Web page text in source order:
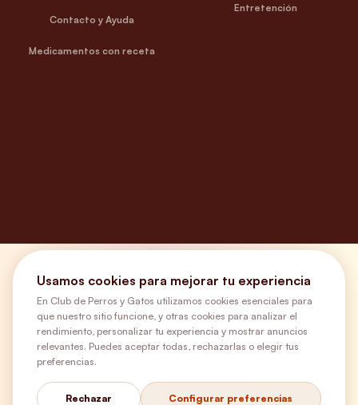
Contacto y Ayuda
Medicamentos con receta
Entretención
¿Necesitas ayuda?
Envíos Gratis
+56 9 5646 8188
Usamos cookies para mejorar tu experiencia
En Club de Perros y Gatos utilizamos cookies esenciales para
que nuestro sitio funcione, y otras cookies para analizar el
rendimiento, personalizar tu experiencia y mostrar anuncios
relevantes. Puedes aceptar todas, rechazarlas o elegir tus
preferencias.
Rechazar Configurar preferencias